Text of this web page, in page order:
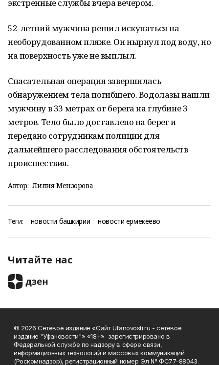
экстренные службы вчера вечером.
52-летний мужчина решил искупаться на
необорудованном пляже. Он нырнул под воду, но
на поверхность уже не выплыл.
Спасательная операция завершилась
обнаружением тела погибшего. Водолазы нашли
мужчину в 33 метрах от берега на глубине 3
метров. Тело было доставлено на берег и
передано сотрудникам полиции для
дальнейшего расследования обстоятельств
происшествия.
Автор: Лилия Мензорова
Теги: новости башкирии новости ермекеево
Читайте нас
© 2026 Сетевое издание «Сайт Ufanovosti.ru - сетевое
издание "Уфановости"» «18+» зарегистрировано в
Федеральной службе по надзору в сфере связи,
информационных технологий и массовых коммуникаций
(Роскомнадзор), регистрационный номер Эл № ФС77-88043.